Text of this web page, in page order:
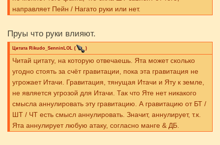
направляет Пейн / Нагато руки или нет.
Пруы что руки влияют.
Цитата Rikudo_SenninLOL ( )
Читай цитату, на которую отвечаешь. Ята может сколько
угодно стоять за счёт гравитации, пока эта гравитация не
угрожает Итачи. Гравитация, тянущая Итачи и Яту к земле,
не является угрозой для Итачи. Так что Яте нет никакого
смысла аннулировать эту гравитацию. А гравитацию от БТ /
ШТ / ЧТ есть смысл аннулировать. Значит, аннулирует, т.к.
Ята аннулирует любую атаку, согласно манге & ДБ.